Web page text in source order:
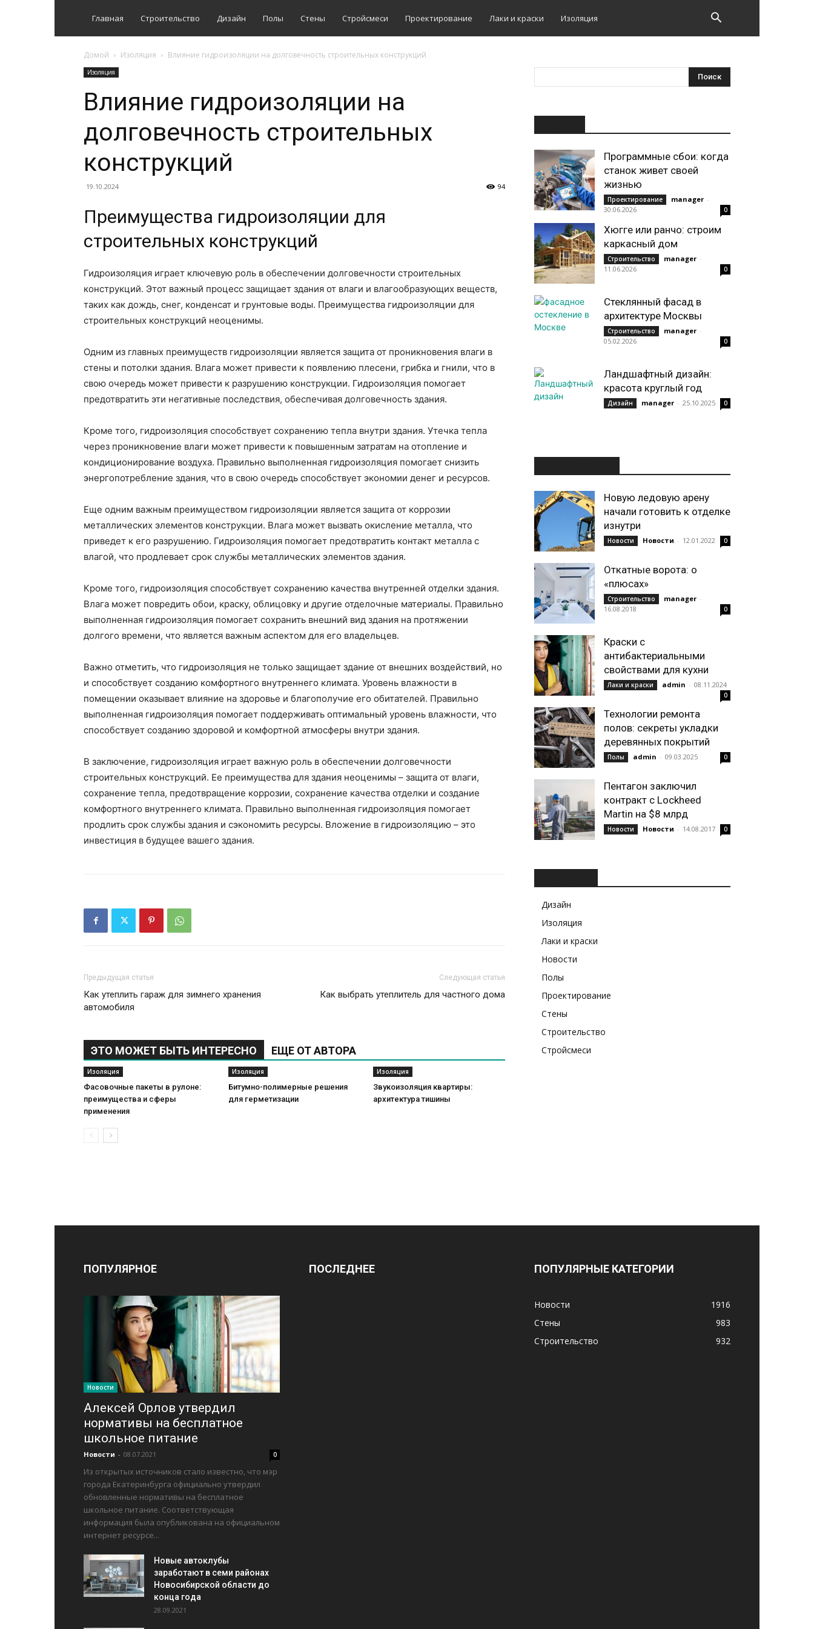
Главная Строительство Дизайн Полы Стены Стройсмеси Проектирование Лаки и краски Изоляция
Домой Изоляция Влияние гидроизоляции на долговечность строительных конструкций
Изоляция
Влияние гидроизоляции на
долговечность строительных
конструкций
19.10.2024 94
Преимущества гидроизоляции для
строительных конструкций
Гидроизоляция играет ключевую роль в обеспечении долговечности строительных
конструкций. Этот важный процесс защищает здания от влаги и влагообразующих веществ,
таких как дождь, снег, конденсат и грунтовые воды. Преимущества гидроизоляции для
строительных конструкций неоценимы.
Одним из главных преимуществ гидроизоляции является защита от проникновения влаги в
стены и потолки здания. Влага может привести к появлению плесени, грибка и гнили, что в
свою очередь может привести к разрушению конструкции. Гидроизоляция помогает
предотвратить эти негативные последствия, обеспечивая долговечность здания.
Кроме того, гидроизоляция способствует сохранению тепла внутри здания. Утечка тепла
через проникновение влаги может привести к повышенным затратам на отопление и
кондиционирование воздуха. Правильно выполненная гидроизоляция помогает снизить
энергопотребление здания, что в свою очередь способствует экономии денег и ресурсов.
Еще одним важным преимуществом гидроизоляции является защита от коррозии
металлических элементов конструкции. Влага может вызвать окисление металла, что
приведет к его разрушению. Гидроизоляция помогает предотвратить контакт металла с
влагой, что продлевает срок службы металлических элементов здания.
Кроме того, гидроизоляция способствует сохранению качества внутренней отделки здания.
Влага может повредить обои, краску, облицовку и другие отделочные материалы. Правильно
выполненная гидроизоляция помогает сохранить внешний вид здания на протяжении
долгого времени, что является важным аспектом для его владельцев.
Важно отметить, что гидроизоляция не только защищает здание от внешних воздействий, но
и способствует созданию комфортного внутреннего климата. Уровень влажности в
помещении оказывает влияние на здоровье и благополучие его обитателей. Правильно
выполненная гидроизоляция помогает поддерживать оптимальный уровень влажности, что
способствует созданию здоровой и комфортной атмосферы внутри здания.
В заключение, гидроизоляция играет важную роль в обеспечении долговечности
строительных конструкций. Ее преимущества для здания неоценимы – защита от влаги,
сохранение тепла, предотвращение коррозии, сохранение качества отделки и создание
комфортного внутреннего климата. Правильно выполненная гидроизоляция помогает
продлить срок службы здания и сэкономить ресурсы. Вложение в гидроизоляцию – это
инвестиция в будущее вашего здания.
Предыдущая статья
Как утеплить гараж для зимнего хранения
автомобиля
Следующая статья
Как выбрать утеплитель для частного дома
ЭТО МОЖЕТ БЫТЬ ИНТЕРЕСНО ЕЩЕ ОТ АВТОРА
Изоляция
Фасовочные пакеты в рулоне:
преимущества и сферы
применения
Изоляция
Битумно-полимерные решения
для герметизации
Изоляция
Звукоизоляция квартиры:
архитектура тишины
Программные сбои: когда
станок живет своей
жизнью
Проектирование manager -
30.06.2026
0
Хюгге или ранчо: строим
каркасный дом
Строительство manager -
11.06.2026
0
Стеклянный фасад в
архитектуре Москвы
Строительство manager -
05.02.2026
0
Ландшафтный дизайн:
красота круглый год
Дизайн manager - 25.10.2025 0
Новую ледовую арену
начали готовить к отделке
изнутри
Новости Новости - 12.01.2022 0
Откатные ворота: о
«плюсах»
Строительство manager -
16.08.2018
0
Краски с
антибактериальными
свойствами для кухни
Лаки и краски admin - 08.11.2024
0
Технологии ремонта
полов: секреты укладки
деревянных покрытий
Полы admin - 09.03.2025 0
Пентагон заключил
контракт с Lockheed
Martin на $8 млрд
Новости Новости - 14.08.2017 0
Дизайн
Изоляция
Лаки и краски
Новости
Полы
Проектирование
Стены
Строительство
Стройсмеси
ПОПУЛЯРНОЕ
Новости
Алексей Орлов утвердил
нормативы на бесплатное
школьное питание
Новости - 08.07.2021 0
Из открытых источников стало известно, что мэр
города Екатеринбурга официально утвердил
обновленные нормативы на бесплатное
школьное питание. Соответствующая
информация была опубликована на официальном
интернет ресурсе...
Новые автоклубы
заработают в семи районах
Новосибирской области до
конца года
28.09.2021
ПОСЛЕДНЕЕ ПОПУЛЯРНЫЕ КАТЕГОРИИ
Новости
1916
Стены
983
Строительство
932